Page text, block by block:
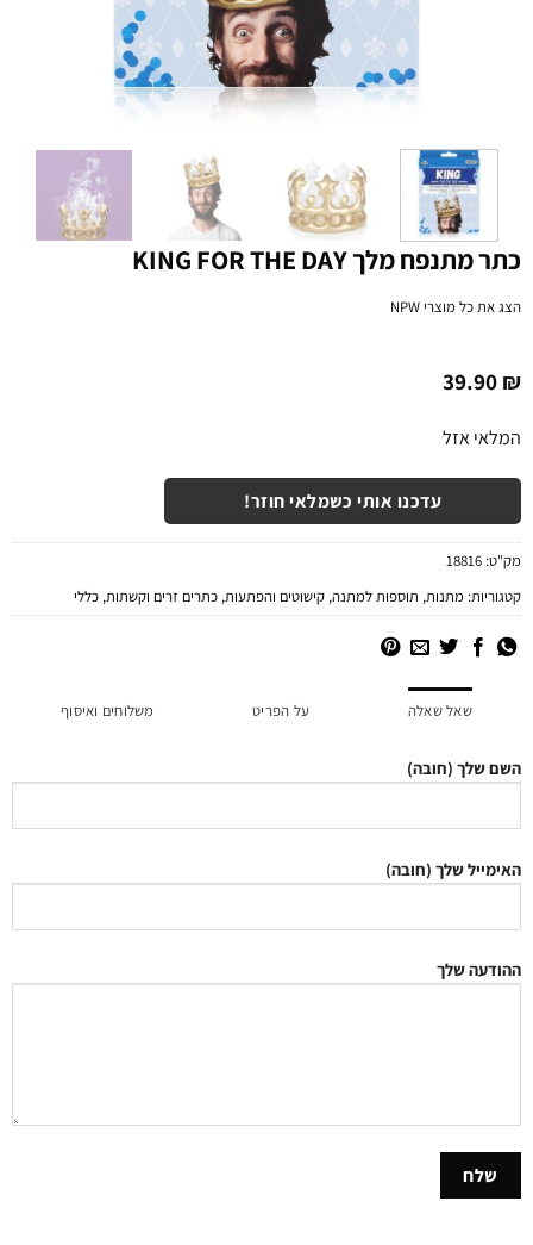
כתר מתנפח מלך KING FOR THE DAY
הצג את כל מוצריNPW
39.90₪
המלאי אזל
עדכנו אותי כשמלאי חוזר!
מק"ט:18816
קטגוריות:מתנות,תוספות למתנה,קישוטים והפתעות,כתרים זרים וקשתות,כללי
שאל שאלה על הפריט משלוחים ואיסוף
השם שלך (חובה)
האימייל שלך (חובה)
ההודעה שלך